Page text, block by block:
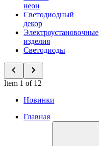
неон
Светодиодный
декор
Электроустановочные
изделия
Светодиоды
Item 1 of 12
Новинки
Главная